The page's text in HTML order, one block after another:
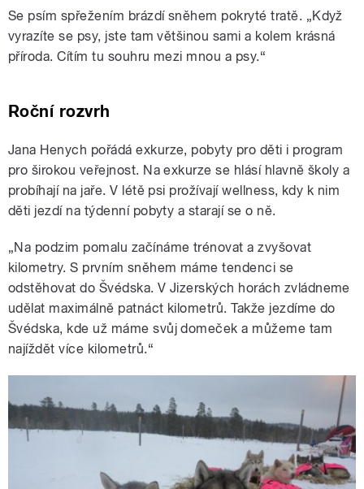
Se psím spřežením brázdí sněhem pokryté tratě. „Když
vyrazíte se psy, jste tam většinou sami a kolem krásná
příroda. Cítím tu souhru mezi mnou a psy.“
Roční rozvrh
Jana Henych pořádá exkurze, pobyty pro děti i program
pro širokou veřejnost. Na exkurze se hlásí hlavně školy a
probíhají na jaře. V létě psi prožívají wellness, kdy k nim
děti jezdí na týdenní pobyty a starají se o ně.
„Na podzim pomalu začínáme trénovat a zvyšovat
kilometry. S prvním sněhem máme tendenci se
odstěhovat do Švédska. V Jizerských horách zvládneme
udělat maximálně patnáct kilometrů. Takže jezdíme do
Švédska, kde už máme svůj domeček a můžeme tam
najíždět více kilometrů.“